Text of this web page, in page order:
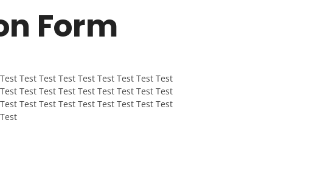
Form
Test Test Test Test Test Test Test Test
Test Test Test Test Test Test Test Test
Test Test Test Test Test Test Test Test